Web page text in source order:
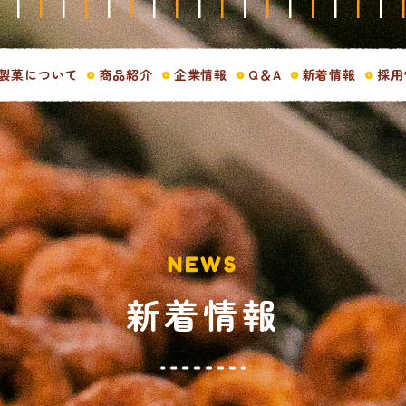
菓について 商品紹介 企業情報 Q＆A 新着情報 採
NEWS
新着情報